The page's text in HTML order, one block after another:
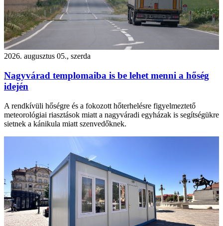
2026. augusztus 05., szerda
Nagyvárad templomaiba is be lehet menni a hőség
idején
A rendkívüli hőségre és a fokozott hőterhelésre figyelmeztető
meteorológiai riasztások miatt a nagyváradi egyházak is segítségükre
sietnek a kánikula miatt szenvedőknek.